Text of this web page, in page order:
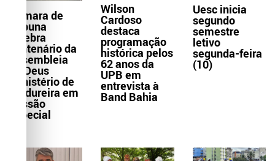
Câmara de
Itabuna
celebra
centenário da
Assembleia
de Deus
Ministério de
Madureira em
Sessão
Especial
Wilson
Cardoso
destaca
programação
histórica pelos
62 anos da
UPB em
entrevista à
Band Bahia
Uesc inicia
segundo
semestre
letivo
segunda-feira
(10)